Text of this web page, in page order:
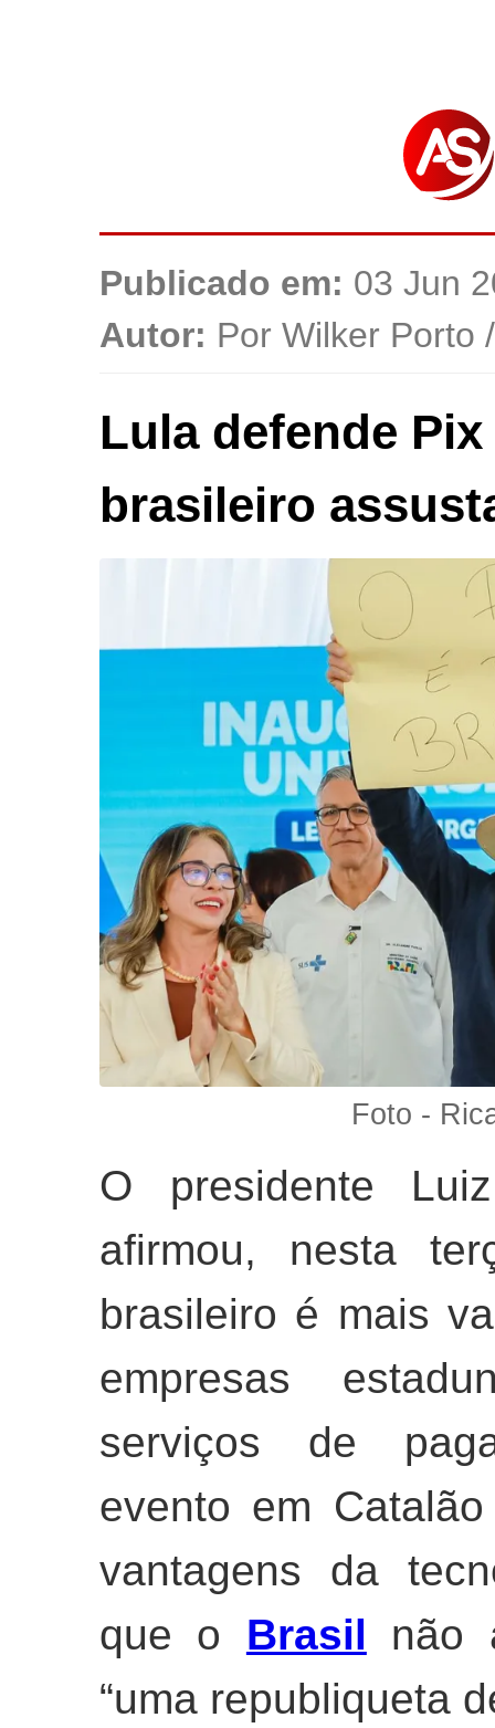
Publicado em: 03 Jun
Autor: Por Wilker Porto
Lula defende
brasileiro
Foto -
O presidente
afirmou, nesta
brasileiro é mais
empresas
serviços de
evento em
vantagens da
que o Brasil não
“uma republiqueta